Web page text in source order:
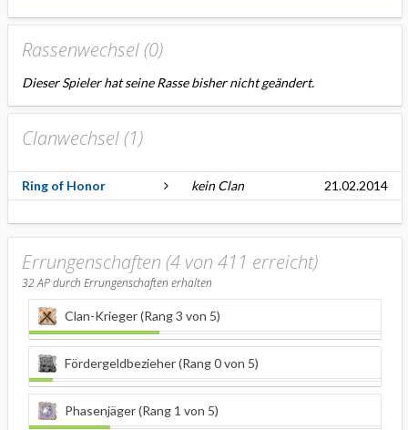
Rassenwechsel (0)
Dieser Spieler hat seine Rasse bisher nicht geändert.
Clanwechsel (1)
Ring of Honor kein Clan 21.02.2014
Errungenschaften (4 von 411 erreicht)
32AP durch Errungenschaften erhalten
Clan-Krieger (Rang 3 von 5)
Fördergeldbezieher (Rang 0 von 5)
Phasenjäger (Rang 1 von 5)